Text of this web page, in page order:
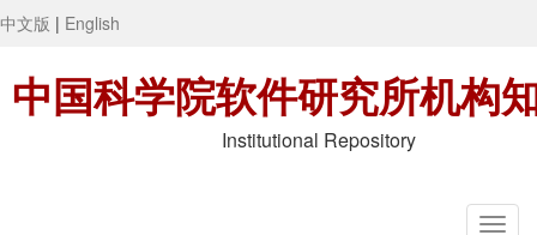
中文版 | English
中国科学院软件研究所机构
Institutional Repository